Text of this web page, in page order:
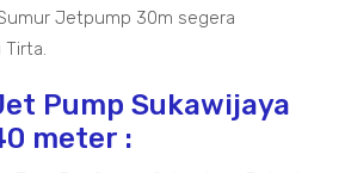
Jetpump 30m segera
Pump Sukawijaya
meter :